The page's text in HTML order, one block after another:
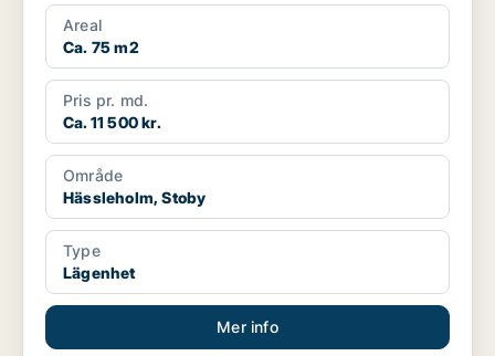
Areal
Ca. 75 m2
Pris pr. md.
Ca. 11 500 kr.
Område
Hässleholm, Stoby
Type
Lägenhet
Mer info